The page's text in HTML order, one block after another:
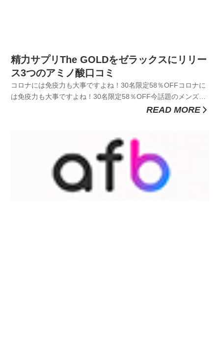
精力サプリThe GOLDをゼラックスにリリー
ス3つのアミノ酸口コミ
コロナには免疫力も大事ですよね！30名限定58％OFFコロナに
は免疫力も大事ですよね！30名限定58％OFF今話題のメンズサ
プリなくなる前に今コロナで家で仕事しています嫁といる時間
READ MORE